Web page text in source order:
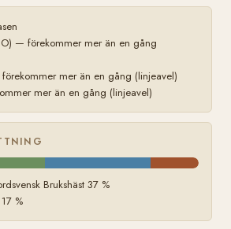
— förekommer mer än en gång
mer än en gång (linjeavel)
mer än en gång (linjeavel)
Brukshäst 37 %
%